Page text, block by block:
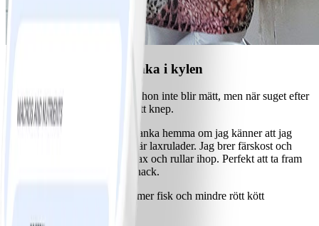
Alltid en räddningsplanka i kylen
Det är sällan Nadja känner att hon inte blir mätt, men när suget efter
något mer slår till så har hon ett knep.
- Jag har alltid en räddningsplanka hemma om jag känner att jag
bara måste äta något, och det är laxrulader. Jag brer färskost och
wasabi på skivor av kallrökt lax och rullar ihop. Perfekt att ta fram
som ett litet mellanmål eller snack.
På matsedeln är det generellt mer fisk och mindre rött kött